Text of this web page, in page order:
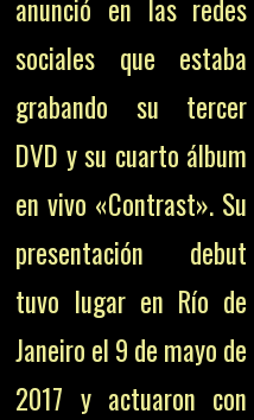
anunció en las redes
sociales que estaba
grabando su tercer
DVD y su cuarto álbum
en vivo «Contrast». Su
presentación debut
tuvo lugar en Río de
Janeiro el 9 de mayo de
2017 y actuaron con